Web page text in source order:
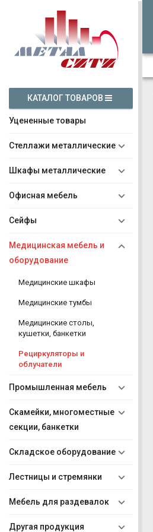
КАТАЛОГ ТОВАРОВ
Уцененные товары
Стеллажи металлические
Шкафы металлические
Офисная мебель
Сейфы
Медицинская мебель и
оборудование
Медицинские шкафы
Медицинские тумбы
Медицинские столы,
кушетки, банкетки
Рециркуляторы и
облучатели
Промышленная мебель
Скамейки, многоместные
секции, банкетки
Складское оборудование
Лестницы и стремянки
Мебель для раздевалок
Другая продукция